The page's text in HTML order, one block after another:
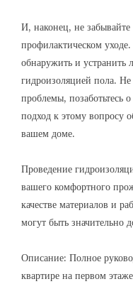
И, наконец, не
профилактическом
обнаружить и устранить
гидроизоляцией пола.
проблемы, позаботьтесь
подход к этому вопросу
вашем доме.
Проведение
вашего комфортного
качестве материалов и
могут быть значительно
Описание: Полное
квартире на первом